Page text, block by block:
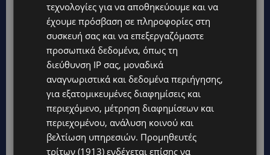
τεχνολογίες για να αποθηκεύουμε και να
έχουμε πρόσβαση σε πληροφορίες στη
συσκευή σας και να επεξεργαζόμαστε
προσωπικά δεδομένα, όπως τη
διεύθυνση IP σας, μοναδικά
αναγνωριστικά και δεδομένα περιήγησης,
για εξατομικευμένες διαφημίσεις και
περιεχόμενο, μέτρηση διαφημίσεων και
περιεχομένου, ανάλυση κοινού και
βελτίωση υπηρεσιών. Προμηθευτές
τρίτων (1913) ενδέχεται επίσης να